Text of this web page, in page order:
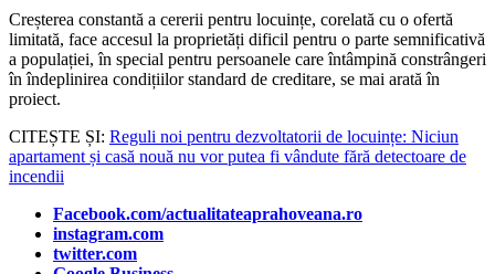
Creșterea constantă a cererii pentru locuințe, corelată cu o ofertă
limitată, face accesul la proprietăți dificil pentru o parte semnificativă
a populației, în special pentru persoanele care întâmpină constrângeri
în îndeplinirea condițiilor standard de creditare, se mai arată în
proiect.
CITEȘTE ȘI: Reguli noi pentru dezvoltatorii de locuințe: Niciun
apartament și casă nouă nu vor putea fi vândute fără detectoare de
incendii
Facebook.com/actualitateaprahoveana.ro
instagram.com
twitter.com